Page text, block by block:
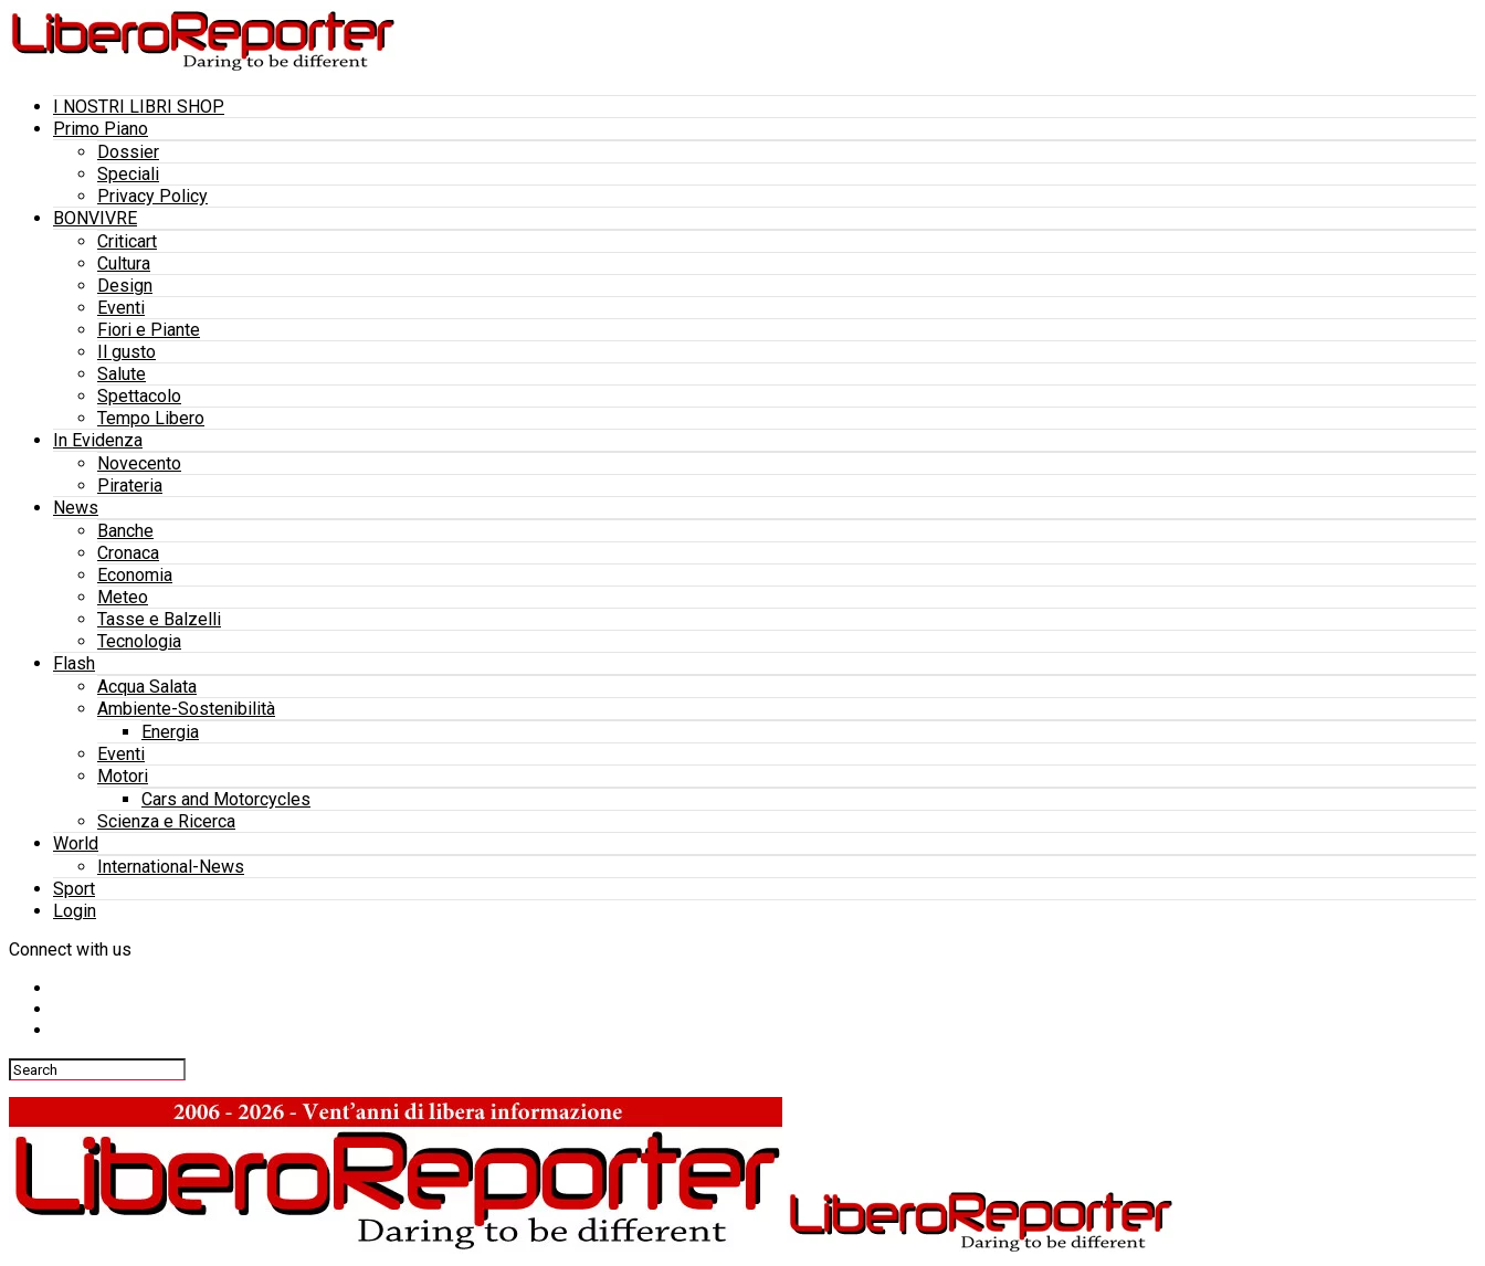
I NOSTRI LIBRI SHOP
Primo Piano
Dossier
Speciali
Privacy Policy
BONVIVRE
Criticart
Cultura
Design
Eventi
Fiori e Piante
Il gusto
Salute
Spettacolo
Tempo Libero
In Evidenza
Novecento
Pirateria
News
Banche
Cronaca
Economia
Meteo
Tasse e Balzelli
Tecnologia
Flash
Acqua Salata
Ambiente-Sostenibilità
Energia
Eventi
Motori
Cars and Motorcycles
Scienza e Ricerca
World
International-News
Sport
Login
Connect with us